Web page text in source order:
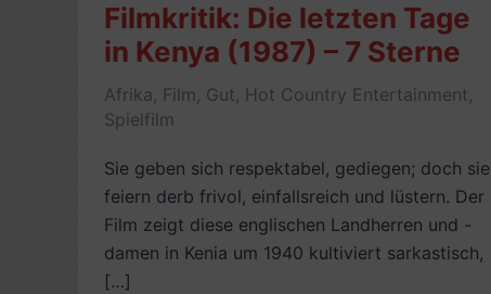
Filmkritik: Die letzten Tage
in Kenya (1987) – 7 Sterne
Afrika, Film , Gut, Hot Country Entertainment,
Spielfilm
Sie geben sich respektabel, gediegen; doch sie
feiern derb frivol, einfallsreich und lüstern. Der
Film zeigt diese englischen Landherren und -
damen in Kenia um 1940 kultiviert sarkastisch,
[…]